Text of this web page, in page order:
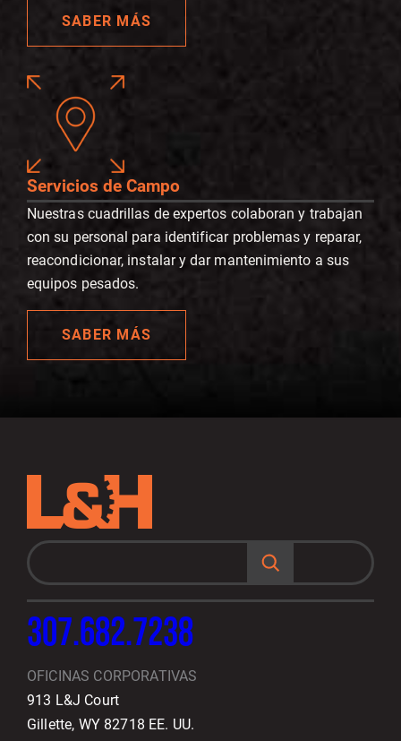
SABER MÁS
Servicios de Campo
Nuestras cuadrillas de expertos colaboran y trabajan
con su personal para identificar problemas y reparar,
reacondicionar, instalar y dar mantenimiento a sus
equipos pesados.
SABER MÁS
u
a
307.682.7238
OFICINAS CORPORATIVAS
913 L&J Court
Gillette, WY 82718 EE. UU.